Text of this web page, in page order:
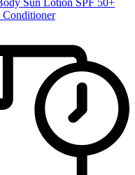
Sun Lotion SPF 50+
Conditioner